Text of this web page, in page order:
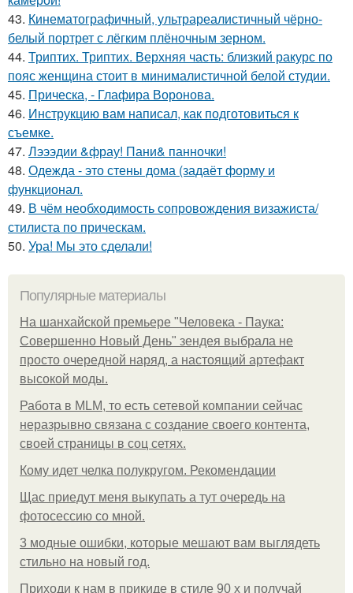
43. Кинематографичный, ультрареалистичный чёрно-
белый портрет с лёгким плёночным зерном.
44. Триптих. Триптих. Верхняя часть: близкий ракурс по
пояс женщина стоит в минималистичной белой студии.
45. Прическа, - Глафира Воронова.
46. Инструкцию вам написал, как подготовиться к
съемке.
47. Лэээдии &фрау! Пани& панночки!
48. Одежда - это стены дома (задаёт форму и
функционал.
49. В чём необходимость сопровождения визажиста/
стилиста по прическам.
50. Ура! Мы это сделали!
Популярные материалы
На шанхайской премьере "Человека - Паука:
Совершенно Новый День" зендея выбрала не
просто очередной наряд, а настоящий артефакт
высокой моды.
Работа в MLM, то есть сетевой компании сейчас
неразрывно связана с создание своего контента,
своей страницы в соц сетях.
Кому идет челка полукругом. Рекомендации
Щас приедут меня выкупать а тут очередь на
фотосессию со мной.
3 модные ошибки, которые мешают вам выглядеть
стильно на новый год.
Приходи к нам в прикиде в стиле 90 х и получай